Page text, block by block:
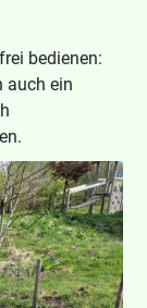
bedienen:
auch ein